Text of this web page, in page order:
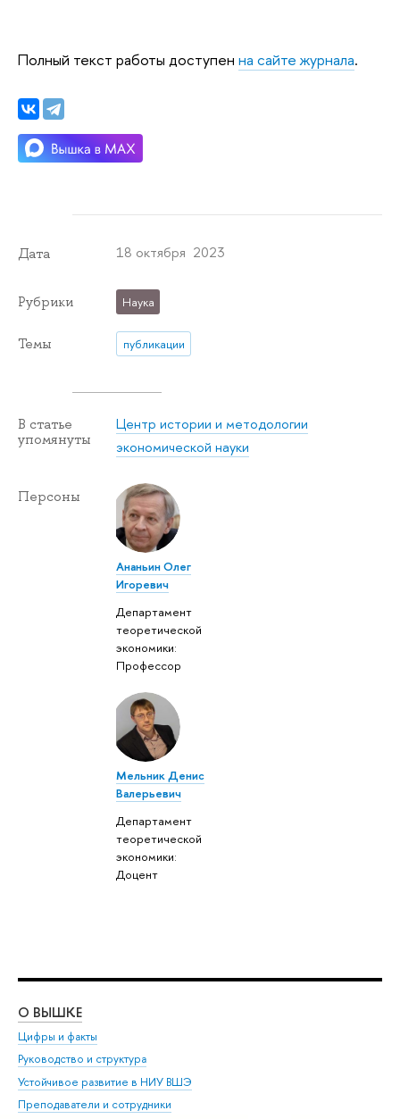
Полный текст работы доступен на сайте журнала.
Дата 18 октября 2023
Рубрики Наука
Темы публикации
В статье
упомянуты
Центр истории и методологии
экономической науки
Персоны
Ананьин Олег
Игоревич
Департамент
теоретической
экономики:
Профессор
Мельник Денис
Валерьевич
Департамент
теоретической
экономики:
Доцент
О ВЫШКЕ
Цифры и факты
Руководство и структура
Устойчивое развитие в НИУ ВШЭ
Преподаватели и сотрудники